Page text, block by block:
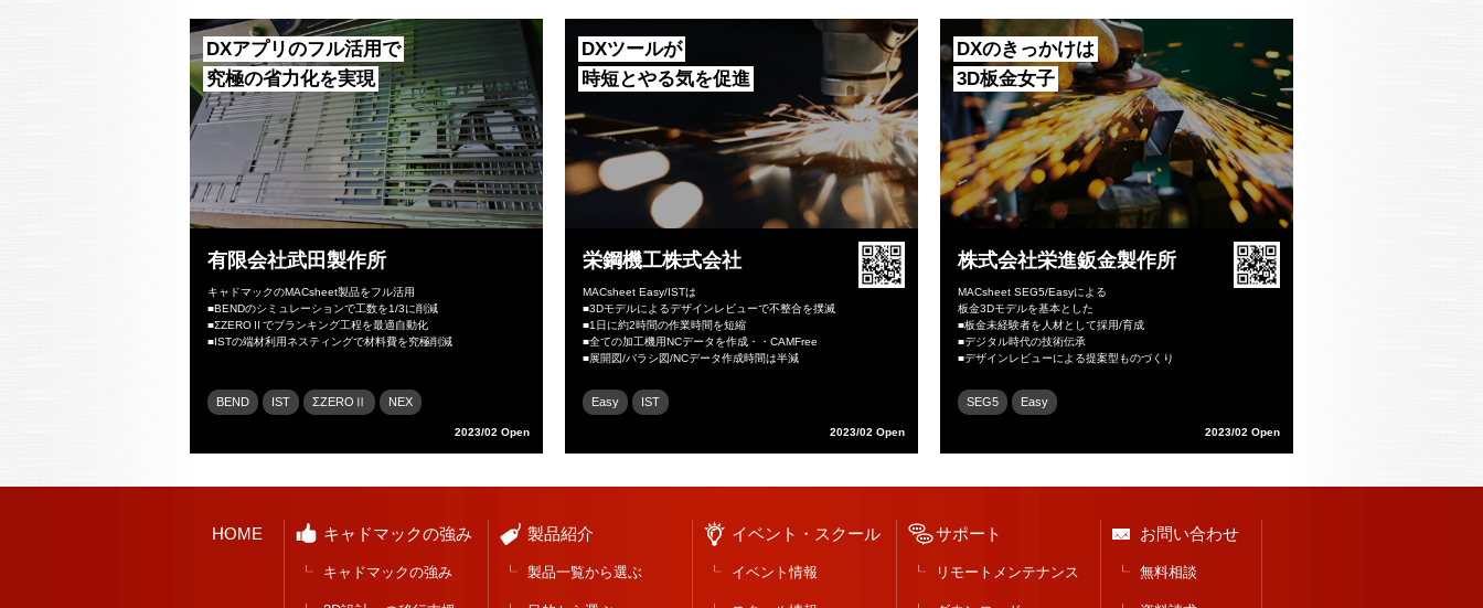
DXアプリのフル活用で
究極の省力化を実現
有限会社武田製作所
キャドマックのMACsheet製品をフル活用
■BENDのシミュレーションで工数を1/3に削減
■ΣZEROⅡでブランキング工程を最適自動化
■ISTの端材利用ネスティングで材料費を究極削減
BEND IST ΣZEROⅡ NEX
2023/02 Open
DXツールが
時短とやる気を促進
栄鋼機工株式会社
MACsheet Easy/ISTは
■3Dモデルによるデザインレビューで不整合を撲滅
■1日に約2時間の作業時間を短縮
■全ての加工機用NCデータを作成・・CAMFree
■展開図/バラシ図/NCデータ作成時間は半減
Easy IST
2023/02 Open
DXのきっかけは
3D板金女子
株式会社栄進鈑金製作所
MACsheet SEG5/Easyによる
板金3Dモデルを基本とした
■板金未経験者を人材として採用/育成
■デジタル時代の技術伝承
■デザインレビューによる提案型ものづくり
SEG5 Easy
2023/02 Open
HOME キャドマックの強み
キャドマックの強み
製品紹介
製品一覧から選ぶ
イベント・スクール
イベント情報
サポート
リモートメンテナンス
お問い合わせ
無料相談